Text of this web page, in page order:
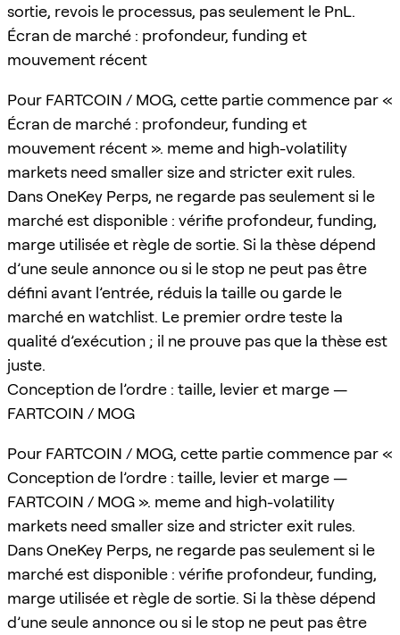
sortie, revois le processus, pas seulement le PnL.
Écran de marché : profondeur, funding et
mouvement récent
Pour FARTCOIN / MOG, cette partie commence par «
Écran de marché : profondeur, funding et
mouvement récent ». meme and high-volatility
markets need smaller size and stricter exit rules.
Dans OneKey Perps, ne regarde pas seulement si le
marché est disponible : vérifie profondeur, funding,
marge utilisée et règle de sortie. Si la thèse dépend
d’une seule annonce ou si le stop ne peut pas être
défini avant l’entrée, réduis la taille ou garde le
marché en watchlist. Le premier ordre teste la
qualité d’exécution ; il ne prouve pas que la thèse est
juste.
Conception de l’ordre : taille, levier et marge —
FARTCOIN / MOG
Pour FARTCOIN / MOG, cette partie commence par «
Conception de l’ordre : taille, levier et marge —
FARTCOIN / MOG ». meme and high-volatility
markets need smaller size and stricter exit rules.
Dans OneKey Perps, ne regarde pas seulement si le
marché est disponible : vérifie profondeur, funding,
marge utilisée et règle de sortie. Si la thèse dépend
d’une seule annonce ou si le stop ne peut pas être